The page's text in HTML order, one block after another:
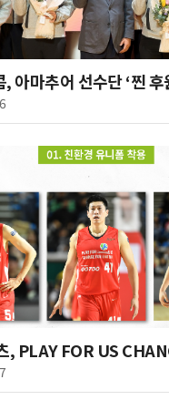
아마추어 선수단 ‘찐 후